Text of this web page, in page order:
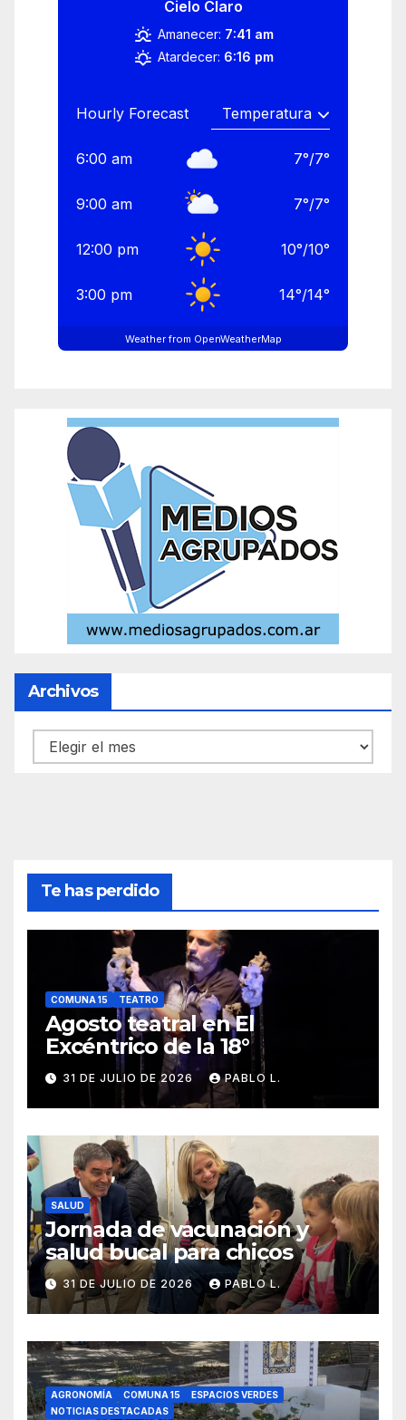
Cielo Claro
Amanecer: 7:41 am
Atardecer: 6:16 pm
Hourly Forecast
6:00 am 7°/7°
9:00 am 7°/7°
12:00 pm 10°/10°
3:00 pm 14°/14°
Weather from OpenWeatherMap
Archivos
Archivos
Te has perdido
COMUNA 15 TEATRO
Agosto teatral en El
Excéntrico de la 18°
31 DE JULIO DE 2026 PABLO L.
SALUD
Jornada de vacunación y
salud bucal para chicos
31 DE JULIO DE 2026 PABLO L.
AGRONOMÍA COMUNA 15
ESPACIOS VERDES
NOTICIAS DESTACADAS